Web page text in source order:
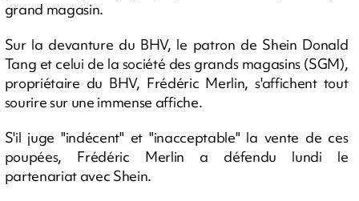
grand magasin.
Sur la devanture du BHV, le patron de Shein Donald
Tang et celui de la société des grands magasins (SGM),
propriétaire du BHV, Frédéric Merlin, s'affichent tout
sourire sur une immense affiche.
S'il juge "indécent" et "inacceptable" la vente de ces
poupées, Frédéric Merlin a défendu lundi le
partenariat avec Shein.